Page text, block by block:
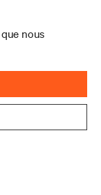
dernières
sujets les
centers
critiques.
nous